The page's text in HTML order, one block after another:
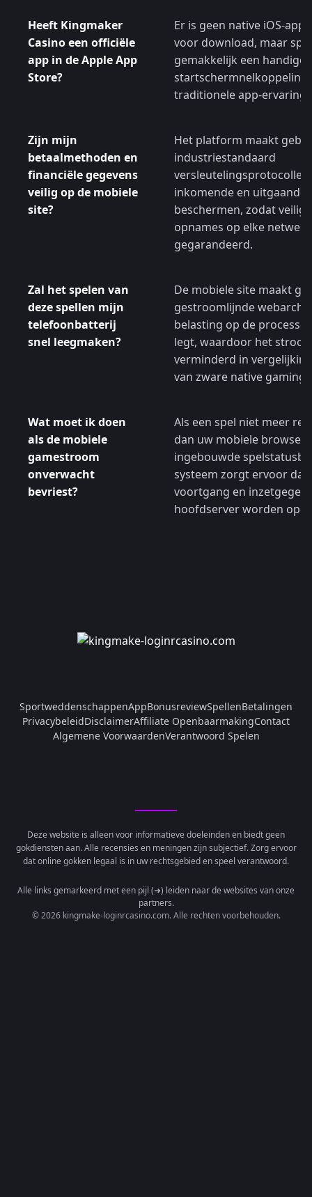
Heeft Kingmaker
Casino een officiële
app in de Apple App
Store?
Er is geen native iOS-
voor download, maar
gemakkelijk een handige
startschermnelkoppeling
traditionele app-ervaring
Zijn mijn
betaalmethoden en
financiële gegevens
veilig op de mobiele
site?
Het platform maakt
industriestandaard
versleutelingsprotocollen
inkomende en uitgaande
beschermen, zodat
opnames op elke
gegarandeerd.
Zal het spelen van
deze spellen mijn
telefoonbatterij
snel leegmaken?
De mobiele site maakt
gestroomlijnde
belasting op de
legt, waardoor het
verminderd in
van zware native
Wat moet ik doen
als de mobiele
gamestroom
onverwacht
bevriest?
Als een spel niet meer
dan uw mobiele
ingebouwde
systeem zorgt ervoor dat
voortgang en
hoofdserver worden
SportweddenschappenAppBonusreviewSpellenBetalingen
PrivacybeleidDisclaimerAffiliate OpenbaarmakingContact
Algemene VoorwaardenVerantwoord Spelen
Deze website is alleen voor informatieve doeleinden en biedt geen
gokdiensten aan. Alle recensies en meningen zijn subjectief. Zorg ervoor
dat online gokken legaal is in uw rechtsgebied en speel verantwoord.
Alle links gemarkeerd met een pijl (➜) leiden naar de websites van onze
partners.
© 2026 kingmake-loginrcasino.com. Alle rechten voorbehouden.